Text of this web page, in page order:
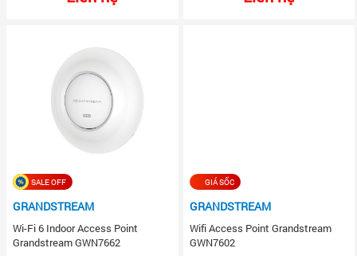
SALE OFF
GRANDSTREAM
Wi-Fi 6 Indoor Access Point
Grandstream GWN7662
GIÁ SỐC
GRANDSTREAM
Wifi Access Point Grandstream
GWN7602